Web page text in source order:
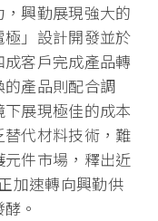
興勤展現強大的
」設計開發並於
客戶完成產品轉
產品則配合調
展現極佳的成本
代材料技術，難
件市場，釋出近
加速轉向興勤供
。